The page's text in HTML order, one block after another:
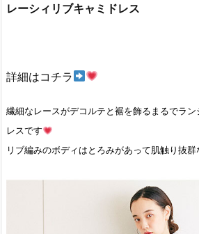
レーシィリブキャミドレス
詳細はコチラ
繊細なレースがデコルテと裾を飾るまるでラ
レスです
リブ編みのボディはとろみがあって肌触り抜